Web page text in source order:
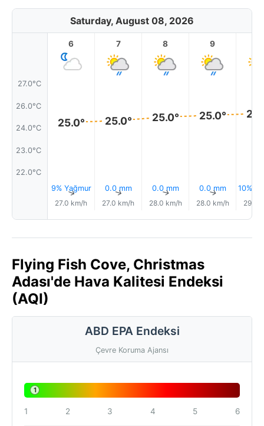
Saturday, August 08, 2026
27.0°C
26.0°C
24.0°C
23.0°C
22.0°C
6
25.0°
9% Yağmur
↑
27.0 km/h
7
25.0°
0.0 mm
↑
27.0 km/h
8
25.0°
0.0 mm
↑
28.0 km/h
9
25.0°
0.0 mm
↑
28.0 km/h
10%
29.0
Flying Fish Cove, Christmas
Adası'de Hava Kalitesi Endeksi
(AQI)
ABD EPA Endeksi
Çevre Koruma Ajansı
1
1 2 3 4 5 6